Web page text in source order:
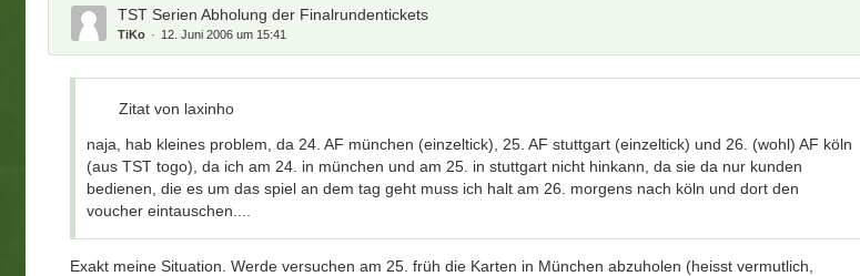
TST Serien Abholung der Finalrundentickets
TiKo 12. Juni 2006 um 15:41
Zitat von laxinho
naja, hab kleines problem, da 24. AF münchen (einzeltick), 25. AF stuttgart (einzeltick) und 26. (wohl) AF köln
(aus TST togo), da ich am 24. in münchen und am 25. in stuttgart nicht hinkann, da sie da nur kunden
bedienen, die es um das spiel an dem tag geht muss ich halt am 26. morgens nach köln und dort den
voucher eintauschen....
Exakt meine Situation. Werde versuchen am 25. früh die Karten in München abzuholen (heisst vermutlich,